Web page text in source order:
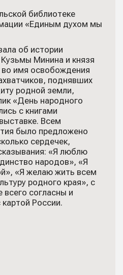
библиотеке
«Единым духом мы
об истории
Минина и князя
имя освобождения
поднявших
родной земли,
«День народного
с книгами
Всем
было предложено
сердечек,
«Я люблю
народов», «Я
«Я желаю жить всем
родного края», с
согласны и
картой России.